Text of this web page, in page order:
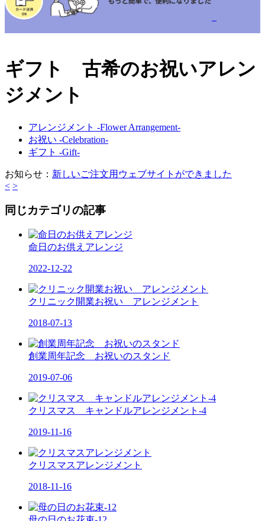
ギフト 古希のお祝いアレン
ジメント
アレンジメント -Flower Arrangement-
お祝い -Celebration-
ギフト -Gift-
お知らせ： 新しいご注文用ウェブサイトができました
< >
同じカテゴリの記事
命日のお供えアレンジ
2022-12-22
クリニック開業お祝い アレンジメント
2018-07-13
創業周年記念 お祝いのスタンド
2019-07-06
クリスマス キャンドルアレンジメント-4
2019-11-16
クリスマスアレンジメント
2018-11-16